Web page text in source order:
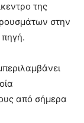
της
στην
από σήμερα